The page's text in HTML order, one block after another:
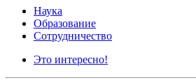
Наука
Образование
Сотрудничество
Это интересно!